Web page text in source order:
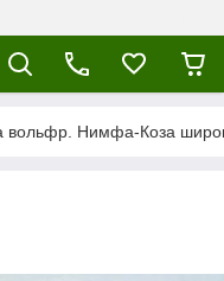
Нимфа-Коза